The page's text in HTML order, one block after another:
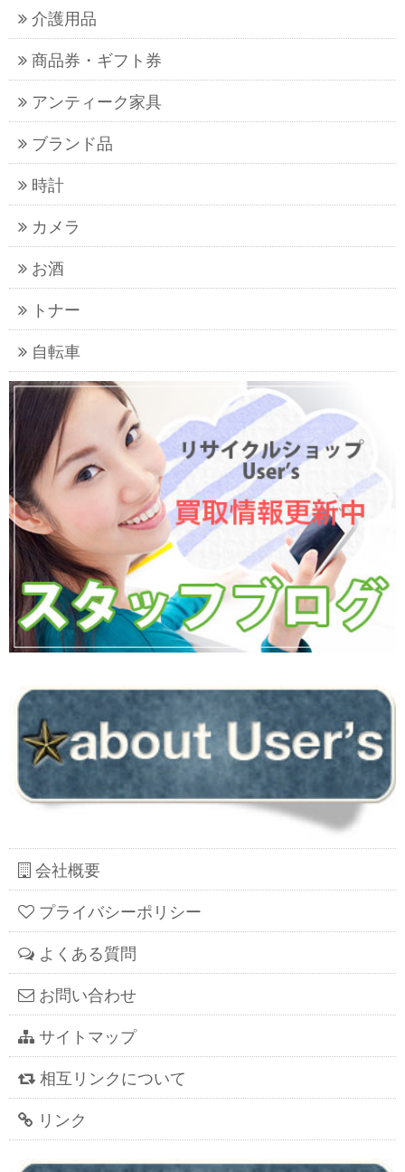
介護用品
商品券・ギフト券
アンティーク家具
ブランド品
時計
カメラ
お酒
トナー
自転車
会社概要
プライバシーポリシー
よくある質問
お問い合わせ
サイトマップ
相互リンクについて
リンク